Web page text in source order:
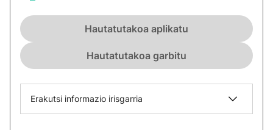
Hautatutakoa aplikatu
Hautatutakoa garbitu
Erakutsi informazio irisgarria